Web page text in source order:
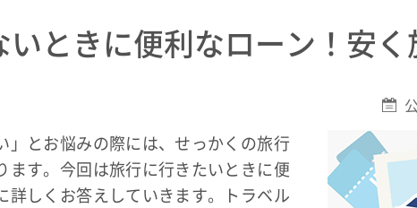
ときに便利なローン！安
」とお悩みの際には、せっかくの旅行
ます。今回は旅行に行きたいときに便
しくお答えしていきます。トラベル